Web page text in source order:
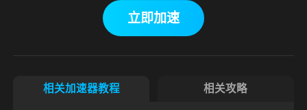
立即加速
相关加速器教程 相关攻略